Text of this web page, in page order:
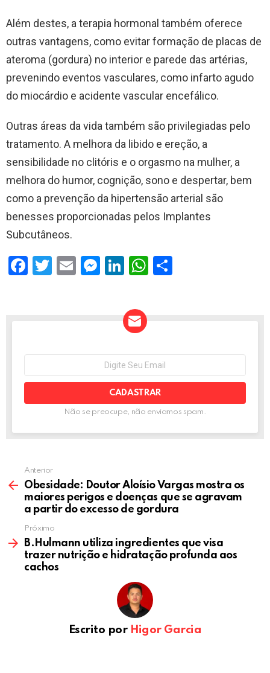
Além destes, a terapia hormonal também oferece
outras vantagens, como evitar formação de placas de
ateroma (gordura) no interior e parede das artérias,
prevenindo eventos vasculares, como infarto agudo
do miocárdio e acidente vascular encefálico.
Outras áreas da vida também são privilegiadas pelo
tratamento. A melhora da libido e ereção, a
sensibilidade no clitóris e o orgasmo na mulher, a
melhora do humor, cognição, sono e despertar, bem
como a prevenção da hipertensão arterial são
benesses proporcionadas pelos Implantes
Subcutâneos.
F
o
k
T
E
M
er
Li
ke
dI
W
p
p
NEWSLETTER
mail:
Não se preocupe, não enviamos spam.
Anterior
Obesidade: Doutor Aloísio Vargas mostra os
maiores perigos e doenças que se agravam
a partir do excesso de gordura
Próximo
B.Hulmann utiliza ingredientes que visa
trazer nutrição e hidratação profunda aos
cachos
Escrito por Higor Garcia